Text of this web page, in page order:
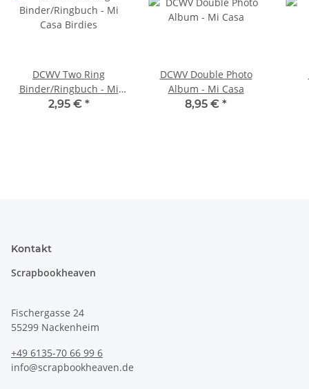
DCWV Two Ring
Binder/Ringbuch - Mi
Casa Birdies
2,95 € *
DCWV Double Photo
Album - Mi Casa
8,95 € *
Kontakt
Scrapbookheaven
Fischergasse 24
55299 Nackenheim
+49 6135-70 66 99 6
info@scrapbookheaven.de